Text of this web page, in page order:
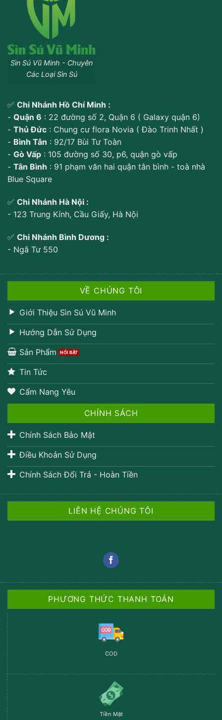
Sìn Sú Vũ Minh - Chuyên
Các Loại Sìn Sú
✅ Chi Nhánh Hồ Chí Minh :
- Quận 6 : 22 đường số 2, Quận 6 ( Galaxy quận 6)
- Thủ Đức : Chung cư flora Novia ( Đào Trinh Nhất )
- Bình Tân : 92/17 Bùi Tư Toàn
- Gò Vấp : 105 đường số 30, p6, quận gò vấp
- Tân Bình : 91 phạm văn hai quận tân bình - toà nhà
Blue Square
✅ Chi Nhánh Hà Nội :
- 123 Trung Kính, Cầu Giấy, Hà Nội
✅ Chi Nhánh Bình Dương :
- Ngã Tư 550
VỀ CHÚNG TÔI
Giới Thiệu Sìn Sú Vũ Minh
Hướng Dẫn Sử Dụng
Sản Phẩm
Tin Tức
Cẩm Nang Yêu
CHÍNH SÁCH
Chính Sách Bảo Mật
Điều Khoản Sử Dụng
Chính Sách Đổi Trả - Hoàn Tiền
LIÊN HỆ CHÚNG TÔI
PHƯƠNG THỨC THANH TOÁN
COD
Tiền Mặt